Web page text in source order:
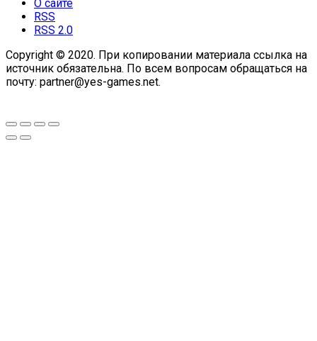
О сайте
RSS
RSS 2.0
Copyright © 2020. При копировании материала ссылка на
источник обязательна. По всем вопросам обращаться на
почту: partner@yes-games.net.